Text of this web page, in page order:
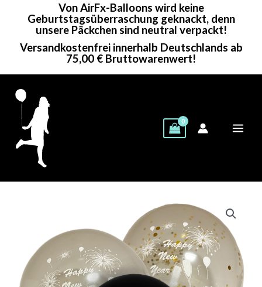
Von AirFx-Balloons wird keine
Geburtstagsüberraschung geknackt, denn
unsere Päckchen sind neutral verpackt!
Versandkostenfrei innerhalb Deutschlands ab
75,00 € Bruttowarenwert!
Preisspanne:
1,00€
bis
1,30€
AirFx-
Happy